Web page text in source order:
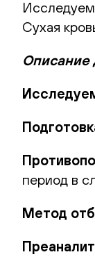
Сухая
Описание
период в
Метод